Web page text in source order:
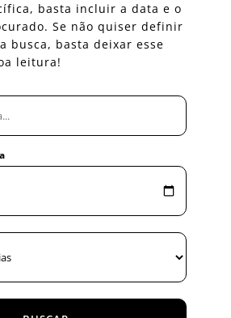
basta incluir a data e o
Se não quiser definir
busca, basta deixar esse
leitura!